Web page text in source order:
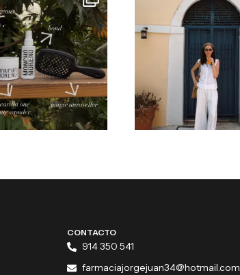
CONTACTO
914 350 541
farmaciajorgejuan34@hotmail.com